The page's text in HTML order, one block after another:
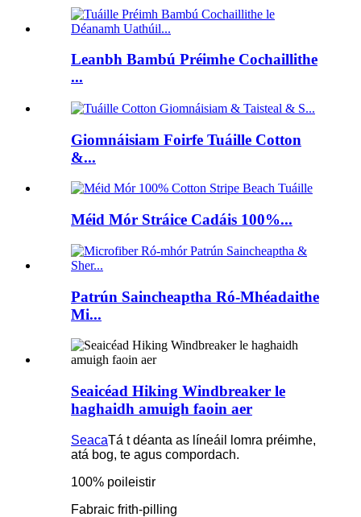
Leanbh Bambú Préimhe Cochaillithe
...
Giomnáisiam Foirfe Tuáille Cotton
&...
Méid Mór Stráice Cadáis 100%...
Patrún Saincheaptha Ró-Mhéadaithe
Mi...
Seaicéad Hiking Windbreaker le
haghaidh amuigh faoin aer
SeacaTá t déanta as líneáil lomra préimhe,
atá bog, te agus compordach.
100% poileistir
Fabraic frith-pilling